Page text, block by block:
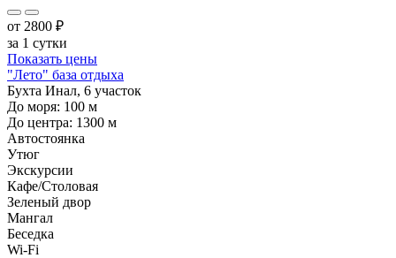
от 2800 ₽
за 1 сутки
Показать цены
"Лето" база отдыха
Бухта Инал, 6 участок
До моря: 100 м
До центра: 1300 м
Автостоянка
Утюг
Экскурсии
Кафе/Столовая
Зеленый двор
Мангал
Беседка
Wi-Fi